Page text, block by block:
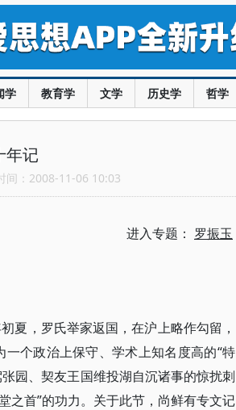
学 教育学 文学 历史学 哲学
年记
间：2008-11-06 10:03
进入专题： 罗振玉
夏，罗氏举家返国，在沪上略作勾留，
个政治上保守、学术上知名度高的“特
园、契友王国维投湖自沉诸事的惊扰刺
之首”的功力。关于此节，尚鲜有专文记